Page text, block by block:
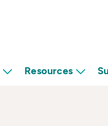
Resources